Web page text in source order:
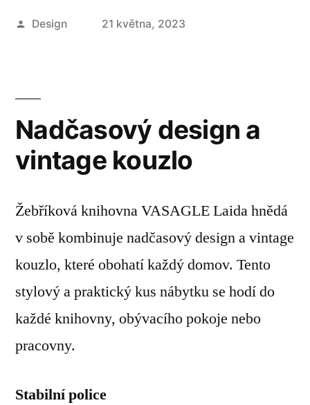
Autor
Design 21 května, 2023
Nadčasový design a
vintage kouzlo
Žebříková knihovna VASAGLE Laida hnědá
v sobě kombinuje nadčasový design a vintage
kouzlo, které obohatí každý domov. Tento
stylový a praktický kus nábytku se hodí do
každé knihovny, obývacího pokoje nebo
pracovny.
Stabilní police